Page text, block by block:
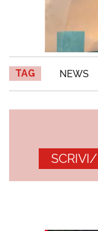
TAG NEWS